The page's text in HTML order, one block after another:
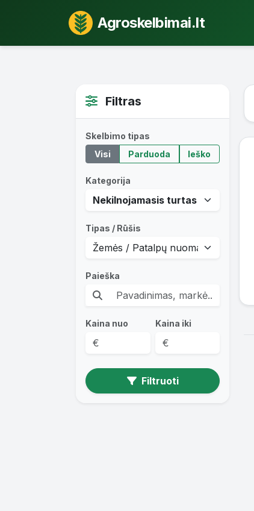
Agroskelbimai.lt
Filtras
Skelbimo tipas
Visi
Parduoda Ieško
Kategorija
Tipas / Rūšis
Paieška
Kaina nuo Kaina iki
Filtruoti